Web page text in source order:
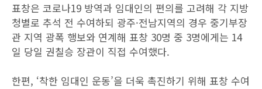
표창은 코로나19 방역과 임대인의 편의를 고려해 각 지방
청별로 추석 전 수여하되 광주·전남지역의 경우 중기부장
관 지역 광폭 행보와 연계해 표창 30명 중 3명에게는 14
일 당일 권칠승 장관이 직접 수여했다.
한편, ‘착한 임대인 운동’을 더욱 촉진하기 위해 표창 수여